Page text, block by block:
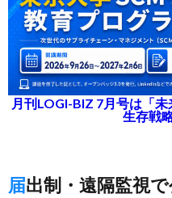
月刊LOGI-BIZ 7月号は「
生存戦
届出制・遠隔監視